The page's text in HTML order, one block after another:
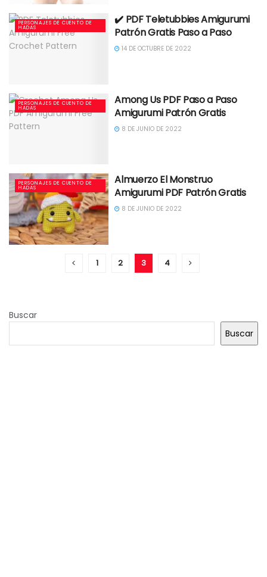
PERSONAJES DE CUENTO DE
HADAS
✔️ PDF Teletubbies Amigurumi
Patrón Gratis Paso a Paso
14 DE OCTUBRE DE 2022
PERSONAJES DE CUENTO DE
HADAS
Among Us PDF Paso a Paso
Amigurumi Patrón Gratis
8 DE JUNIO DE 2022
PERSONAJES DE CUENTO DE
HADAS
Almuerzo El Monstruo
Amigurumi PDF Patrón Gratis
8 DE JUNIO DE 2022
1 2 3 4
Buscar
Buscar